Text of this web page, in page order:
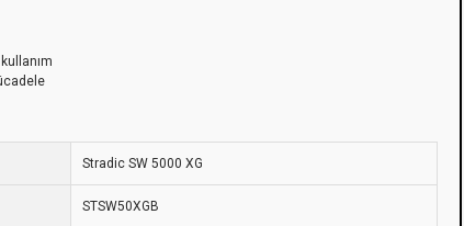
Stradic SW 5000 XG
STSW50XGB